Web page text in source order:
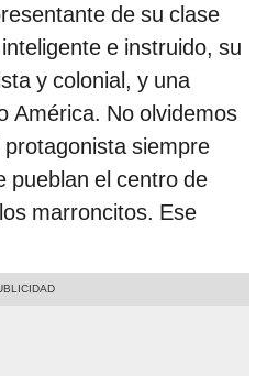
de su clase
e instruido, su
y colonial, y una
América. No olvidemos
siempre
pueblan el centro de
marroncitos. Ese